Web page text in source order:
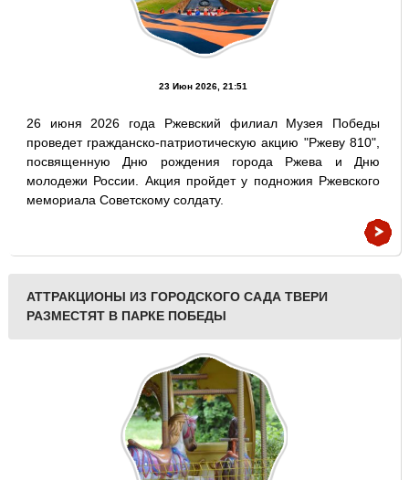
23 Июн 2026, 21:51
26 июня 2026 года Ржевский филиал Музея Победы
проведет гражданско-патриотическую акцию "Ржеву 810",
посвященную Дню рождения города Ржева и Дню
молодежи России. Акция пройдет у подножия Ржевского
мемориала Советскому солдату.
АТТРАКЦИОНЫ ИЗ ГОРОДСКОГО САДА ТВЕРИ
РАЗМЕСТЯТ В ПАРКЕ ПОБЕДЫ